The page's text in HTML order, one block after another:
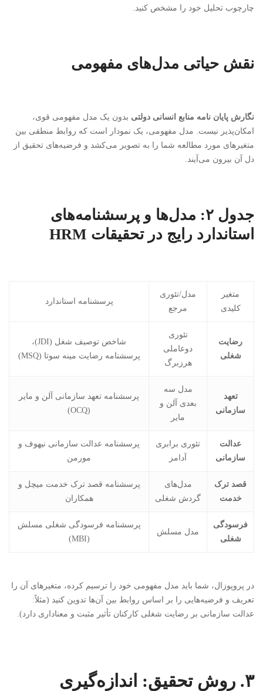
چارچوب تحلیل خود را مشخص کنید.
نقش حیاتی مدل‌های مفهومی
نگارش پایان نامه منابع انسانی دولتی بدون یک مدل مفهومی قوی،
امکان‌پذیر نیست. مدل مفهومی، یک نمودار است که روابط منطقی بین
متغیرهای مورد مطالعه شما را به تصویر می‌کشد و فرضیه‌های تحقیق از
دل آن بیرون می‌آیند.
جدول ۲: مدل‌ها و پرسشنامه‌های
استاندارد رایج در تحقیقات HRM
متغیر
کلیدی
مدل/تئوری
مرجع
پرسشنامه استاندارد
رضایت
شغلی
تئوری
دوعاملی
هرزبرگ
شاخص توصیف شغل (JDI)،
پرسشنامه رضایت مینه سوتا (MSQ)
تعهد
سازمانی
مدل سه
بعدی آلن و
مایر
پرسشنامه تعهد سازمانی آلن و مایر
(OCQ)
عدالت
سازمانی
تئوری برابری
آدامز
پرسشنامه عدالت سازمانی نیهوف و
مورمن
قصد ترک
خدمت
مدل‌های
گردش شغلی
پرسشنامه قصد ترک خدمت میچل و
همکاران
فرسودگی
شغلی
مدل مسلش
پرسشنامه فرسودگی شغلی مسلش
(MBI)
در پروپوزال، شما باید مدل مفهومی خود را ترسیم کرده، متغیرهای آن را
تعریف و فرضیه‌هایی را بر اساس روابط بین آن‌ها تدوین کنید (مثلاً:
عدالت سازمانی بر رضایت شغلی کارکنان تأثیر مثبت و معناداری دارد).
۳. روش تحقیق: اندازه‌گیری